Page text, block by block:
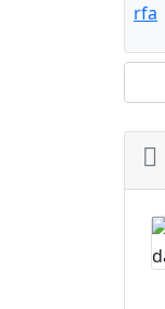
rfa